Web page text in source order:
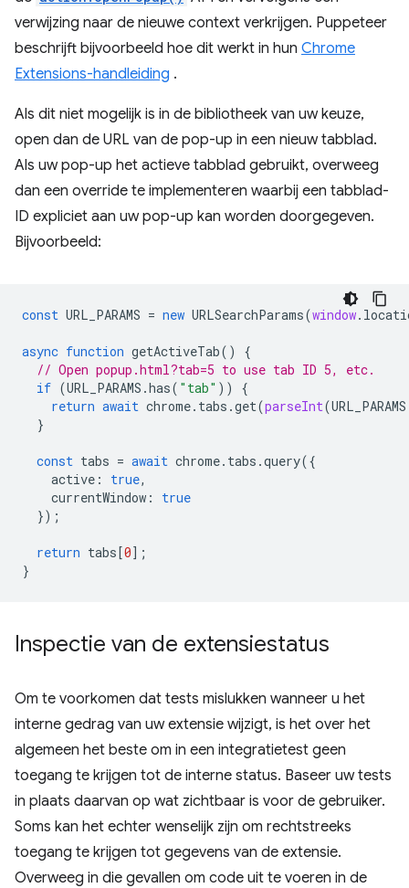
verwijzing naar de nieuwe context verkrijgen. Puppeteer
beschrijft bijvoorbeeld hoe dit werkt in hun Chrome
Extensions-handleiding .
Als dit niet mogelijk is in de bibliotheek van uw keuze,
open dan de URL van de pop-up in een nieuw tabblad.
Als uw pop-up het actieve tabblad gebruikt, overweeg
dan een override te implementeren waarbij een tabblad-
ID expliciet aan uw pop-up kan worden doorgegeven.
Bijvoorbeeld:
const URL_PARAMS = new URLSearchParams(window.
async function getActiveTab()
{
// Open popup.html?tab=5 to use tab ID 5, etc.
if (URL_PARAMS .has( "tab" ))
{
return await chrome. tabs .get(parseInt(URL_PARAMS
}
const tabs = await chrome. tabs .query({
active : true,
currentWindow :
true
});
return tabs[0];
}
Inspectie van de extensiestatus
Om te voorkomen dat tests mislukken wanneer u het
interne gedrag van uw extensie wijzigt, is het over het
algemeen het beste om in een integratietest geen
toegang te krijgen tot de interne status. Baseer uw tests
in plaats daarvan op wat zichtbaar is voor de gebruiker.
Soms kan het echter wenselijk zijn om rechtstreeks
toegang te krijgen tot gegevens van de extensie.
Overweeg in die gevallen om code uit te voeren in de